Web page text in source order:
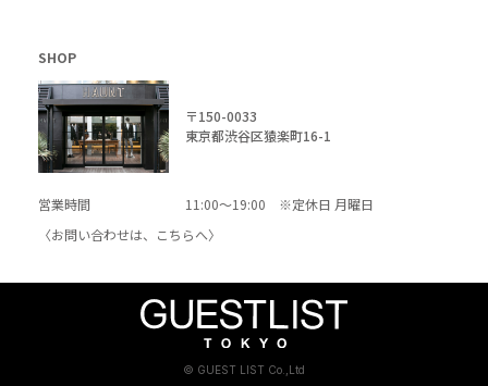
SHOP
〒150-0033
東京都渋谷区猿楽町16-1
営業時間
11:00～19:00 ※定休日 月曜日
〈お問い合わせは、
こちらへ〉
© GUEST LIST Co.,Ltd